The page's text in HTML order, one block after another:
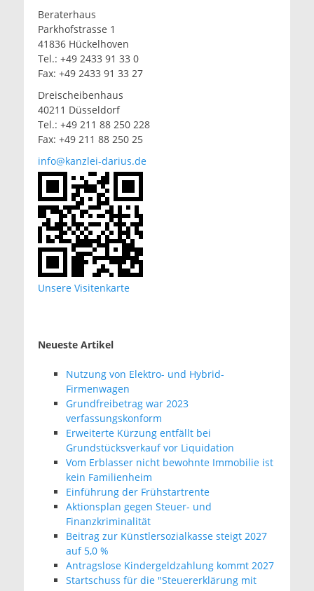
Beraterhaus
Parkhofstrasse 1
41836 Hückelhoven
Tel.: +49 2433 91 33 0
Fax: +49 2433 91 33 27
Dreischeibenhaus
40211 Düsseldorf
Tel.: +49 211 88 250 228
Fax: +49 211 88 250 25
info@kanzlei-darius.de
Unsere Visitenkarte
Neueste Artikel
Nutzung von Elektro- und Hybrid-
Firmenwagen
Grundfreibetrag war 2023
verfassungskonform
Erweiterte Kürzung entfällt bei
Grundstücksverkauf vor Liquidation
Vom Erblasser nicht bewohnte Immobilie ist
kein Familienheim
Einführung der Frühstartrente
Aktionsplan gegen Steuer- und
Finanzkriminalität
Beitrag zur Künstlersozialkasse steigt 2027
auf 5,0 %
Antragslose Kindergeldzahlung kommt 2027
Startschuss für die "Steuererklärung mit